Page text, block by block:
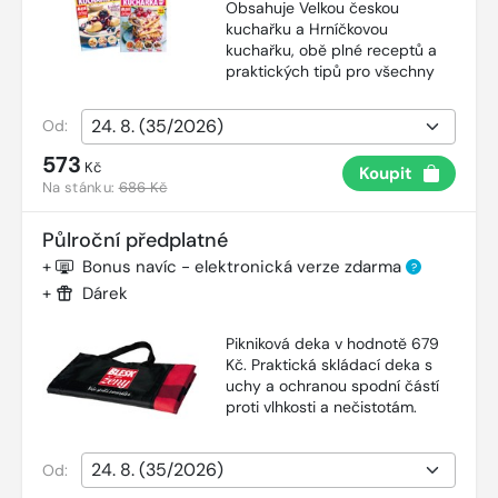
Obsahuje Velkou českou
kuchařku a Hrníčkovou
kuchařku, obě plné receptů a
praktických tipů pro všechny
Od:
573 Kč
Na stánku:686 Kč
Koupit
Půlroční předplatné
+ Bonus navíc - elektronická verze zdarma ?
+ Dárek
Pikniková deka v hodnotě 679
Kč. Praktická skládací deka s
uchy a ochranou spodní částí
proti vlhkosti a nečistotám.
Od: